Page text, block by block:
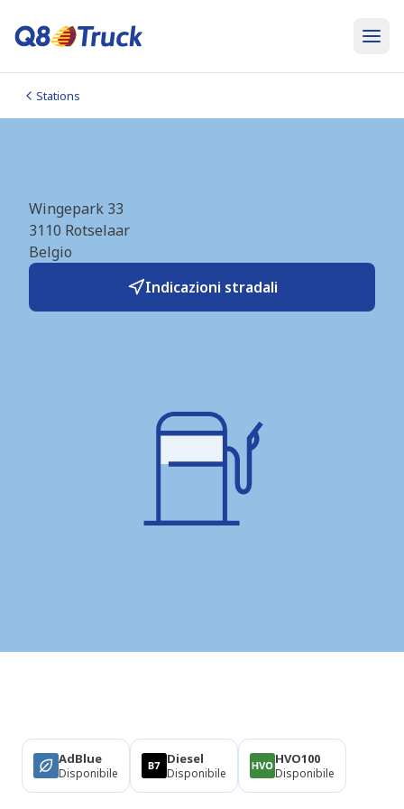
Stations
Wingepark 33
3110 Rotselaar
Belgio
Indicazioni stradali
AdBlue
Disponibile
Diesel
Disponibile
HVO100
Disponibile